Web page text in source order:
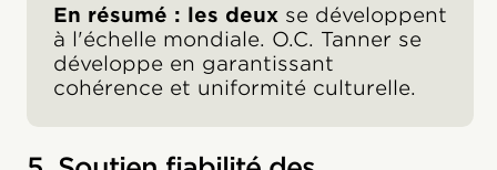
En résumé : les deux se développent
à l'échelle mondiale. O.C. Tanner se
développe en garantissant
cohérence et uniformité culturelle.